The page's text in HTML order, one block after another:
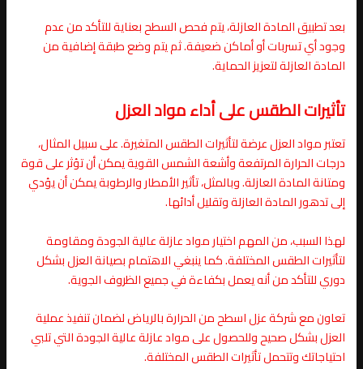
بعد تطبيق المادة العازلة، يتم فحص السطح بعناية للتأكد من عدم
وجود أي تسربات أو أماكن ضعيفة. ثم يتم وضع طبقة إضافية من
المادة العازلة لتعزيز الحماية.
تأثيرات الطقس على أداء مواد العزل
تعتبر مواد العزل عرضة لتأثيرات الطقس المتغيرة. على سبيل المثال،
درجات الحرارة المرتفعة وأشعة الشمس القوية يمكن أن تؤثر على قوة
ومتانة المادة العازلة. وبالمثل، تأثير الأمطار والرطوبة يمكن أن يؤدي
إلى تدهور المادة العازلة وتقليل أدائها.
لهذا السبب، من المهم اختيار مواد عازلة عالية الجودة ومقاومة
لتأثيرات الطقس المختلفة. كما ينبغي الاهتمام بصيانة العزل بشكل
دوري للتأكد من أنه يعمل بكفاءة في جميع الظروف الجوية.
تعاون مع شركة عزل اسطح من الحرارة بالرياض لضمان تنفيذ عملية
العزل بشكل صحيح وللحصول على مواد عازلة عالية الجودة التي تلبي
احتياجاتك وتتحمل تأثيرات الطقس المختلفة.